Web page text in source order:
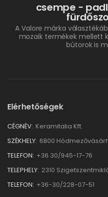
csempe -
A Valore márka
mozaik termékek mellett
bútorok is
Elérhetőségek
CÉGNÉV: Keramitalia Kft.
SZÉKHELY: 6800
TELEFON: +36 30/945-17-76
TELEPHELY: 2310
TELEFON: +36-30/228-07-51